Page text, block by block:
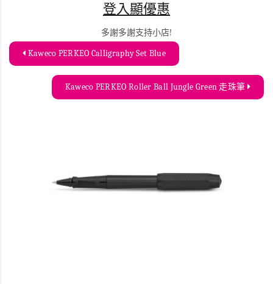
登入顯優惠
多謝多謝支持小店!
Kaweco PERKEO Calligraphy Set Blue
Kaweco PERKEO Roller Ball Jungle Green 走珠筆